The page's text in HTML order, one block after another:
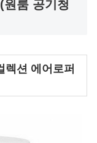
룸 공기청
렉션 에어로퍼